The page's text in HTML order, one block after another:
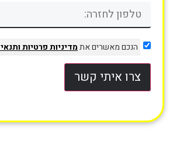
הנכם מאשרים אתמדיניות פרטיות
צרו איתי קשר